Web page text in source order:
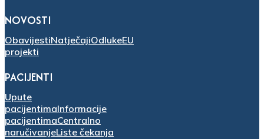
NOVOSTI
ObavijestiNatječajiOdlukeEU
projekti
PACIJENTI
Upute
pacijentimaInformacije
pacijentimaCentralno
naručivanjeListe čekanja